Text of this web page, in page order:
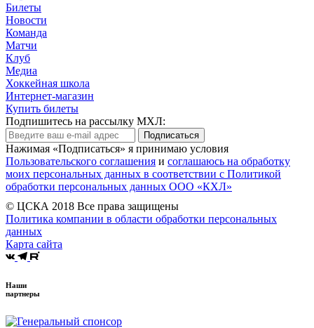
Билеты
Новости
Команда
Матчи
Клуб
Медиа
Хоккейная школа
Интернет-магазин
Купить билеты
Подпишитесь на рассылку МХЛ:
Подписаться
Нажимая «Подписаться» я принимаю условия
Пользовательского соглашения и соглашаюсь на обработку
моих персональных данных в соответствии с Политикой
обработки персональных данных ООО «КХЛ»
© ЦСКА 2018 Все права защищены
Политика компании в области обработки персональных
данных
Карта сайта
Наши
партнеры